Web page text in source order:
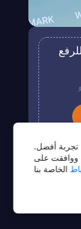
تجربة أفضل.
ووافقت على